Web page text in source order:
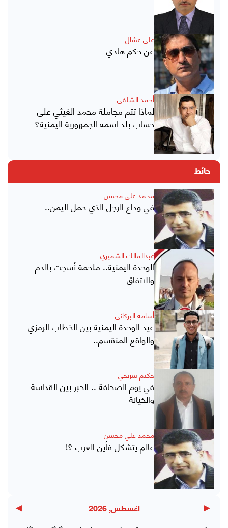
علي عشال
عن حكم هادي
أحمد الشلفي
لماذا تتم مجاملة محمد الغيثي على
حساب بلد اسمه الجمهورية اليمنية؟
حائط
محمد علي محسن
في وداع الرجل الذي حمل اليمن..
عبدالمالك الشميري
الوحدة اليمنية.. ملحمة نُسجت بالدم
والاتفاق
أسامة البركاني
عيد الوحدة اليمنية بين الخطاب الرمزي
والواقع المنقسم..
حكيم شريحي
في يوم الصحافة .. الحبر بين القداسة
والخيانة
محمد علي محسن
عالم يتشكل فأين العرب ؟!
◀ اغسطس, 2026 ▶